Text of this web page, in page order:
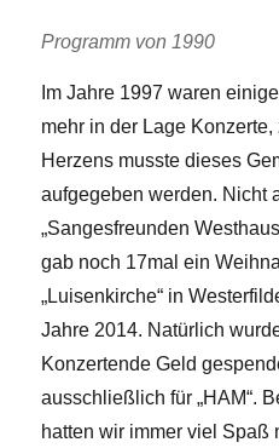
Programm von 1990
Im Jahre 1997 waren
mehr in der Lage
Herzens musste dieses
aufgegeben werden. Nicht
„Sangesfreunden
gab noch 17mal ein
„Luisenkirche“ in
Jahre 2014. Natürlich
Konzertende Geld
ausschließlich für „HAM“.
hatten wir immer viel Spaß